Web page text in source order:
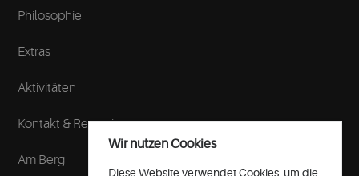
Philosophie
Extras
Aktivitäten
Kontakt & Reservierung
Am Berg
Wir nutzen Cookies
Diese Website verwendet Cookies, um die